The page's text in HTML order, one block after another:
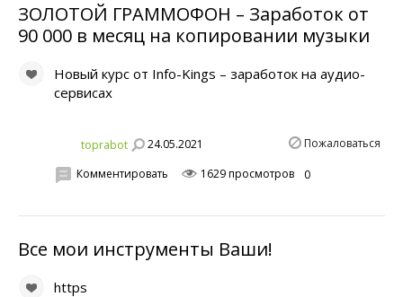
ЗОЛОТОЙ ГРАММОФОН – Заработок от
90 000 в месяц на копировании музыки
Новый курс от Info-Kings – заработок на аудио-
сервисах
toprabot 24.05.2021 Пожаловаться
Комментировать 1629 просмотров 0
Все мои инструменты Ваши!
https